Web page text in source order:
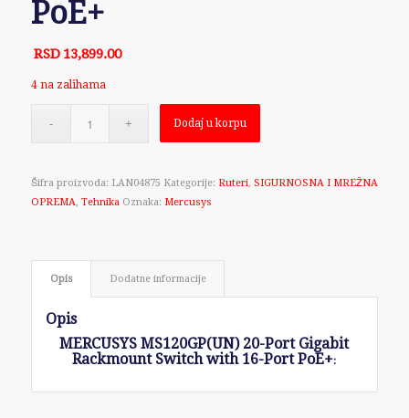
PoE+
RSD 13,899.00
4 na zalihama
Dodaj u korpu
Šifra proizvoda: LAN04875 Kategorije: Ruteri, SIGURNOSNA I MREŽNA
OPREMA, Tehnika Oznaka: Mercusys
Opis Dodatne informacije
Opis
MERCUSYS MS120GP(UN) 20-Port Gigabit
Rackmount Switch with 16-Port PoE+: